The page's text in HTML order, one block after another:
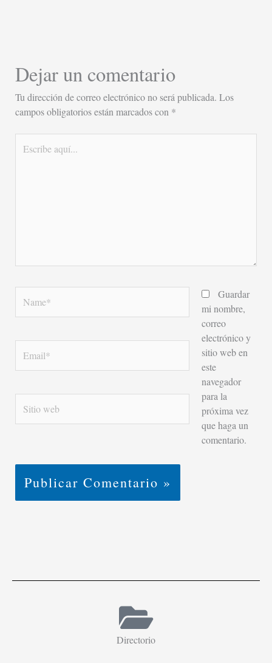
Dejar un comentario
Tu dirección de correo electrónico no será publicada. Los
campos obligatorios están marcados con *
aquí...
web
Guardar
mi nombre,
correo
electrónico y
sitio web en
este
navegador
para la
próxima vez
que haga un
comentario.
Directorio